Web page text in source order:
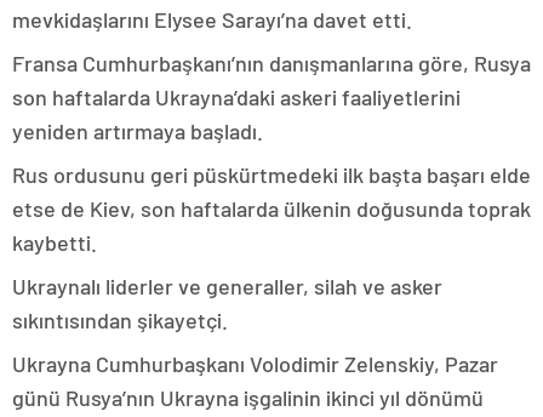
mevkidaşlarını Elysee Sarayı’na davet etti.
Fransa Cumhurbaşkanı’nın danışmanlarına göre, Rusya
son haftalarda Ukrayna’daki askeri faaliyetlerini
yeniden artırmaya başladı.
Rus ordusunu geri püskürtmedeki ilk başta başarı elde
etse de Kiev, son haftalarda ülkenin doğusunda toprak
kaybetti.
Ukraynalı liderler ve generaller, silah ve asker
sıkıntısından şikayetçi.
Ukrayna Cumhurbaşkanı Volodimir Zelenskiy, Pazar
günü Rusya’nın Ukrayna işgalinin ikinci yıl dönümü